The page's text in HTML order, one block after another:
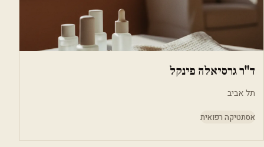
ד"ר גרסיאלה פינקל
תל אביב
אסתטיקה רפואית